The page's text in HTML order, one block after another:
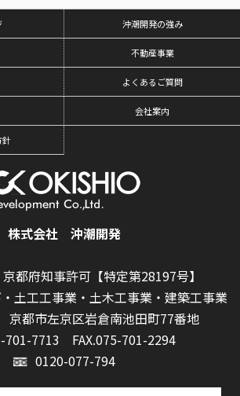
沖潮開発の強み
不動産事業
よくあるご質問
会社案内
針
株式会社 沖潮開発
都府知事許可【特定第28197号】
土工工事業・土木工事業・建築工事業
都市左京区岩倉南池田町77番地
701-7713 FAX.075-701-2294
0120-077-794